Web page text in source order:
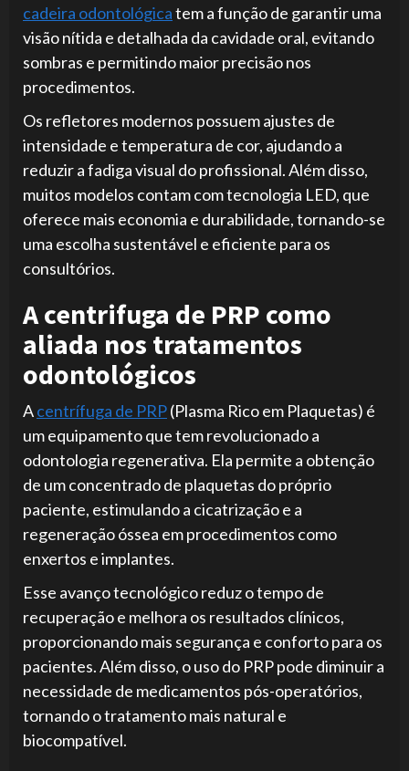
cadeira odontológicatem a função de garantir uma
visão nítida e detalhada da cavidade oral, evitando
sombras e permitindo maior precisão nos
procedimentos.
Os refletores modernos possuem ajustes de
intensidade e temperatura de cor, ajudando a
reduzir a fadiga visual do profissional. Além disso,
muitos modelos contam com tecnologia LED, que
oferece mais economia e durabilidade, tornando-se
uma escolha sustentável e eficiente para os
consultórios.
A centrifuga de PRP como
aliada nos tratamentos
odontológicos
Acentrífuga de PRP(Plasma Rico em Plaquetas) é
um equipamento que tem revolucionado a
odontologia regenerativa. Ela permite a obtenção
de um concentrado de plaquetas do próprio
paciente, estimulando a cicatrização e a
regeneração óssea em procedimentos como
enxertos e implantes.
Esse avanço tecnológico reduz o tempo de
recuperação e melhora os resultados clínicos,
proporcionando mais segurança e conforto para os
pacientes. Além disso, o uso do PRP pode diminuir a
necessidade de medicamentos pós-operatórios,
tornando o tratamento mais natural e
biocompatível.